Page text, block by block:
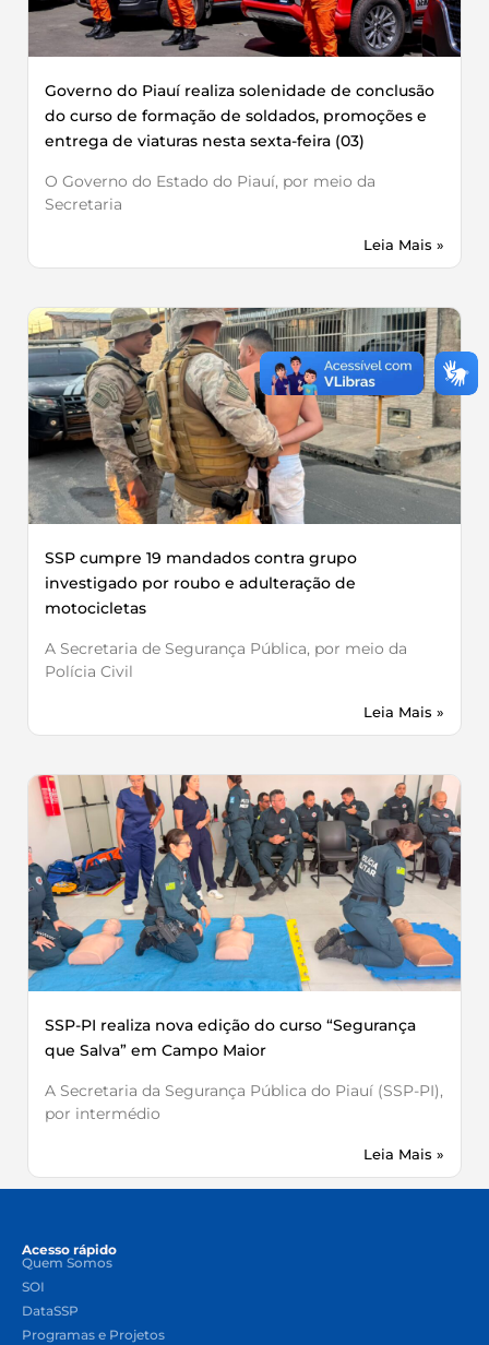
Governo do Piauí realiza solenidade de conclusão
do curso de formação de soldados, promoções e
entrega de viaturas nesta sexta-feira (03)
O Governo do Estado do Piauí, por meio da
Secretaria
Leia Mais »
SSP cumpre 19 mandados contra grupo
investigado por roubo e adulteração de
motocicletas
A Secretaria de Segurança Pública, por meio da
Polícia Civil
Leia Mais »
SSP-PI realiza nova edição do curso “Segurança
que Salva” em Campo Maior
A Secretaria da Segurança Pública do Piauí (SSP-PI),
por intermédio
Leia Mais »
Acesso rápido
Quem Somos
SOI
DataSSP
Programas e Projetos